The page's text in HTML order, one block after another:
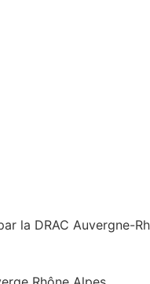
la DRAC